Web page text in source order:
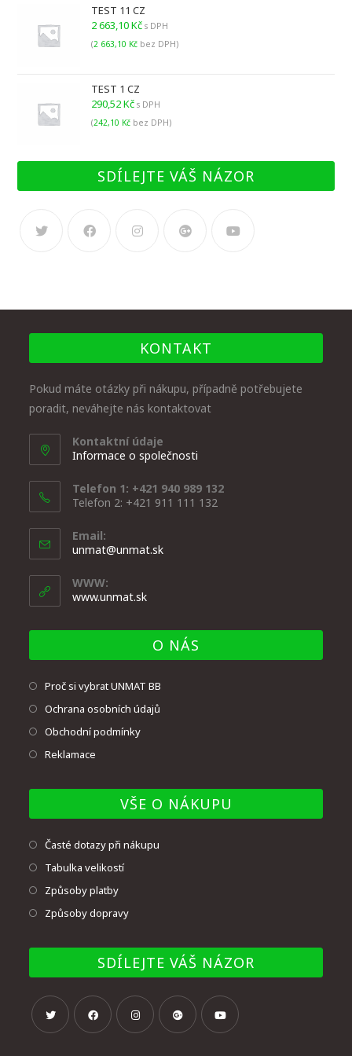
TEST 11 CZ
2 663,10Kč s DPH
(2 663,10 Kč bez DPH)
TEST 1 CZ
290,52Kč s DPH
(242,10 Kč bez DPH)
SDÍLEJTE VÁŠ NÁZOR
KONTAKT
Pokud máte otázky při nákupu, případně potřebujete
poradit, neváhejte nás kontaktovat
Kontaktní údaje
Informace o společnosti
Telefon 1: +421 940 989 132
Telefon 2: +421 911 111 132
Email:
unmat@unmat.sk
WWW:
www.unmat.sk
O NÁS
Proč si vybrat UNMAT BB
Ochrana osobních údajů
Obchodní podmínky
Reklamace
VŠE O NÁKUPU
Časté dotazy při nákupu
Tabulka velikostí
Způsoby platby
Způsoby dopravy
SDÍLEJTE VÁŠ NÁZOR